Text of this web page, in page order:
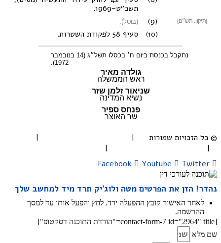
תשכ״ט–1969
.
(9) [תיקון: תש״ם] (בוטל).
(10) סעיף 58 לפקודת השטרות .
נתקבל בכנסת ביום ח׳ בכסלו תשל״ג (14 בנובמבר
1972).
גולדה מאיר
ראש הממשלה
פנחס ספיר
שר האוצר
שניאור זלמן שזר
נשיא המדינה
© כל הזכויות שמורות | |
|
|
Facebook
Youtube Twitter
נהדר! הזן את הפרטים מטה ולוג׳יק תרד מיד למחשב שלך
לאחר האישור קובץ ההפעלה ירד. לחץ והפעל אותו עד למסך
ההרשמה.
[contact-form-7 id="2964" title="הורדת התוכנה דסקטופ"]
שם מלא